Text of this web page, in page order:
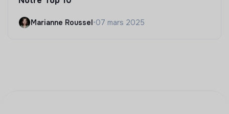
Marianne Roussel•07 mars 2025